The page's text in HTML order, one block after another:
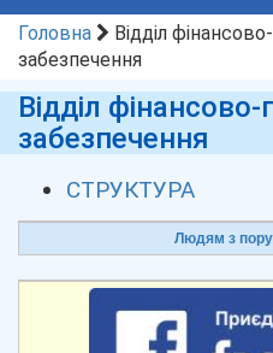
Головна
Відділ
забезпечення
Відділ
забезпечення
СТРУКТУРА
Людям з